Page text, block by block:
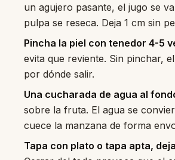
un agujero pasante, el jugo se
pulpa se reseca. Deja 1 cm sin
Pincha la piel con tenedor 4-5
evita que reviente. Sin pinchar,
por dónde salir.
Una cucharada de agua al
sobre la fruta. El agua se
cuece la manzana de forma
Tapa con plato o tapa apta,